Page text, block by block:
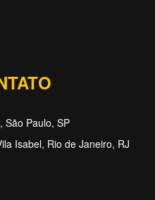
São Paulo, SP
Isabel, Rio de Janeiro, RJ